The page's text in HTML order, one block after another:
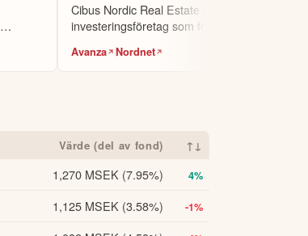
Cibus Nordic Real Estate är ett
investeringsföretag som fokuserar på
Avanza Nordnet
Värde (del av fond) ↑↓
1,270 MSEK (7.95%) 4%
1,125 MSEK (3.58%) -1%